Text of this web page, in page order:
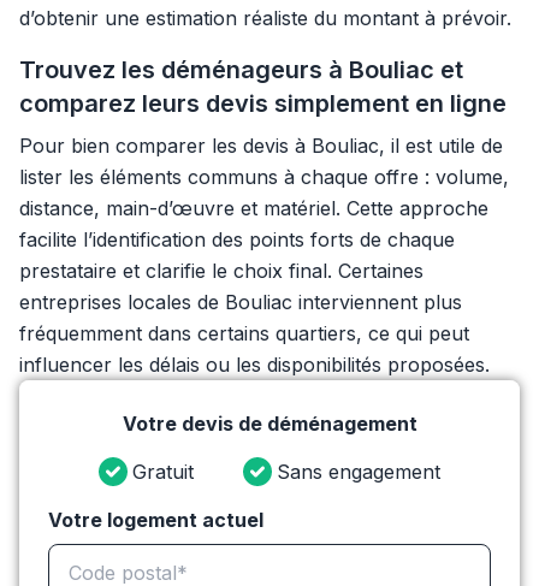
d’obtenir une estimation réaliste du montant à prévoir.
Trouvez les déménageurs à Bouliac et
comparez leurs devis simplement en ligne
Pour bien comparer les devis à Bouliac, il est utile de
lister les éléments communs à chaque offre : volume,
distance, main-d’œuvre et matériel. Cette approche
facilite l’identification des points forts de chaque
prestataire et clarifie le choix final. Certaines
entreprises locales de Bouliac interviennent plus
fréquemment dans certains quartiers, ce qui peut
influencer les délais ou les disponibilités proposées.
Votre devis de déménagement
Gratuit
Sans engagement
Votre logement actuel